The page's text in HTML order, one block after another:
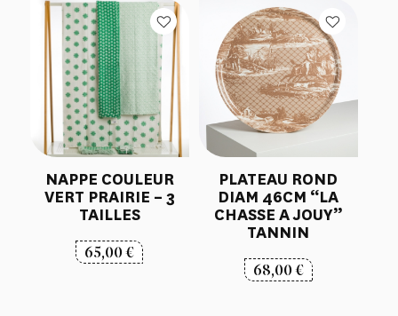
65,00 €
NAPPE COULEUR
VERT PRAIRIE – 3
TAILLES
65,00€
PLATEAU ROND
DIAM 46CM “LA
CHASSE A JOUY”
TANNIN
68,00€